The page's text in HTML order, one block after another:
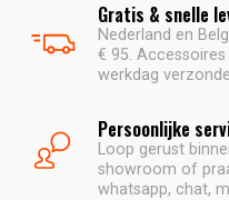
Gratis & snelle
Nederland en
€ 95.
werkdag
Persoonlijke
Loop gerust
showroom of
whatsapp, chat,